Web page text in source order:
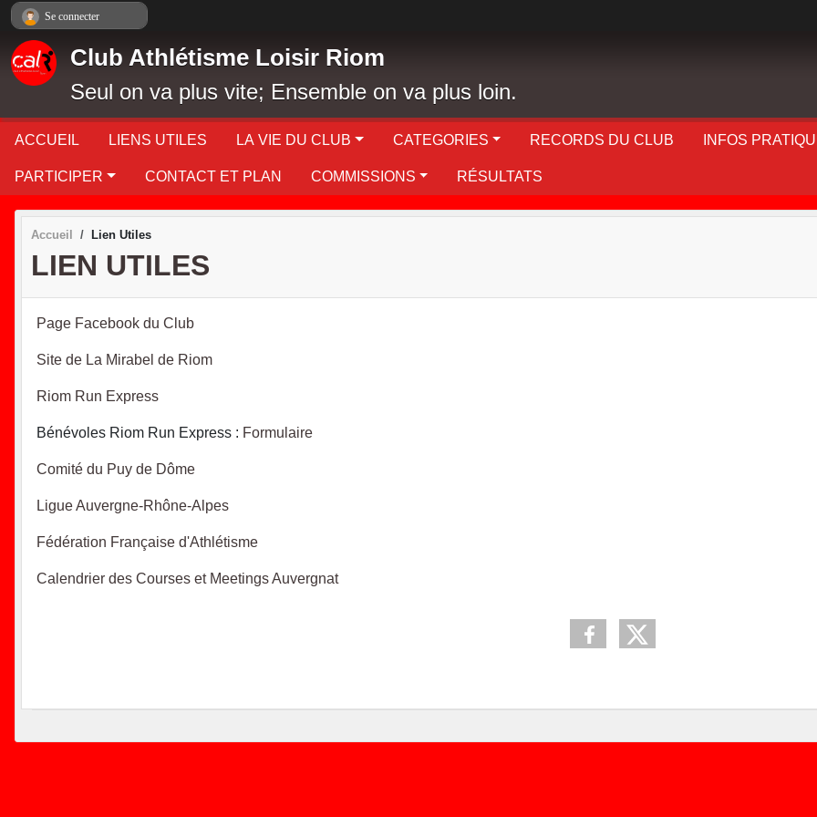
Club Athlétisme Loisir Riom
Seul on va plus vite; Ensemble on va plus loin.
ACCUEIL LIENS UTILES LA VIE DU CLUB CATEGORIES RECORDS DU CLUB INFOS
PARTICIPER CONTACT ET PLAN COMMISSIONS RÉSULTATS
Accueil Lien Utiles
LIEN UTILES
Page Facebook du Club
Site de La Mirabel de Riom
Riom Run Express
Bénévoles Riom Run Express : Formulaire
Comité du Puy de Dôme
Ligue Auvergne-Rhône-Alpes
Fédération Française d'Athlétisme
Calendrier des Courses et Meetings Auvergnat
Se connecter
Panneau de gestion des cookies